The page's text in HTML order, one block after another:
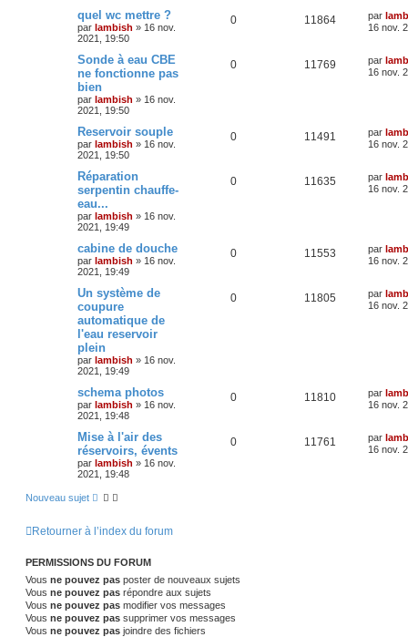
quel wc mettre ?
par lambish » 16 nov.
2021, 19:50
0 11864 par
16 nov.
Sonde à eau CBE
ne fonctionne pas
bien
par lambish » 16 nov.
2021, 19:50
0 11769 par
16 nov.
Reservoir souple
par lambish » 16 nov.
2021, 19:50
0 11491 par
16 nov.
Réparation
serpentin chauffe-
eau...
par lambish » 16 nov.
2021, 19:49
0 11635 par
16 nov.
cabine de douche
par lambish » 16 nov.
2021, 19:49
0 11553 par
16 nov.
Un système de
coupure
automatique de
l'eau reservoir
plein
par lambish » 16 nov.
2021, 19:49
0 11805 par
16 nov.
schema photos
par lambish » 16 nov.
2021, 19:48
0 11810 par
16 nov.
Mise à l'air des
réservoirs, évents
par lambish » 16 nov.
2021, 19:48
0 11761 par
16 nov.
Nouveau sujet
Retourner à l’index du forum
PERMISSIONS DU FORUM
Vous ne pouvez pas poster de nouveaux sujets
Vous ne pouvez pas répondre aux sujets
Vous ne pouvez pas modifier vos messages
Vous ne pouvez pas supprimer vos messages
Vous ne pouvez pas joindre des fichiers